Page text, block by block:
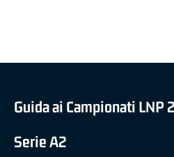
Guida ai Campionati
Serie A2